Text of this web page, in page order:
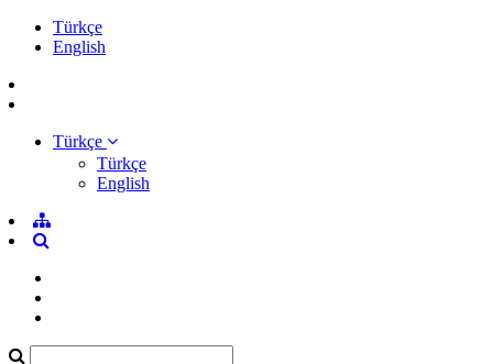
Türkçe
English
Türkçe
Türkçe
English